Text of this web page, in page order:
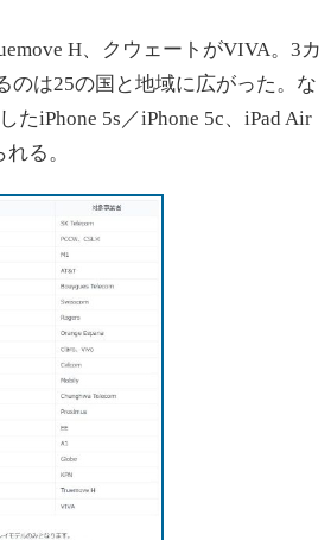
H、クウェートがVIVA。3カ
のは25の国と地域に広がった。な
たiPhone 5s／iPhone 5c、iPad Air
る。